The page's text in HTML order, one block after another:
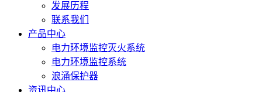
发展历程
联系我们
产品中心
电力环境监控灭火系统
电力环境监控系统
浪涌保护器
资讯中心